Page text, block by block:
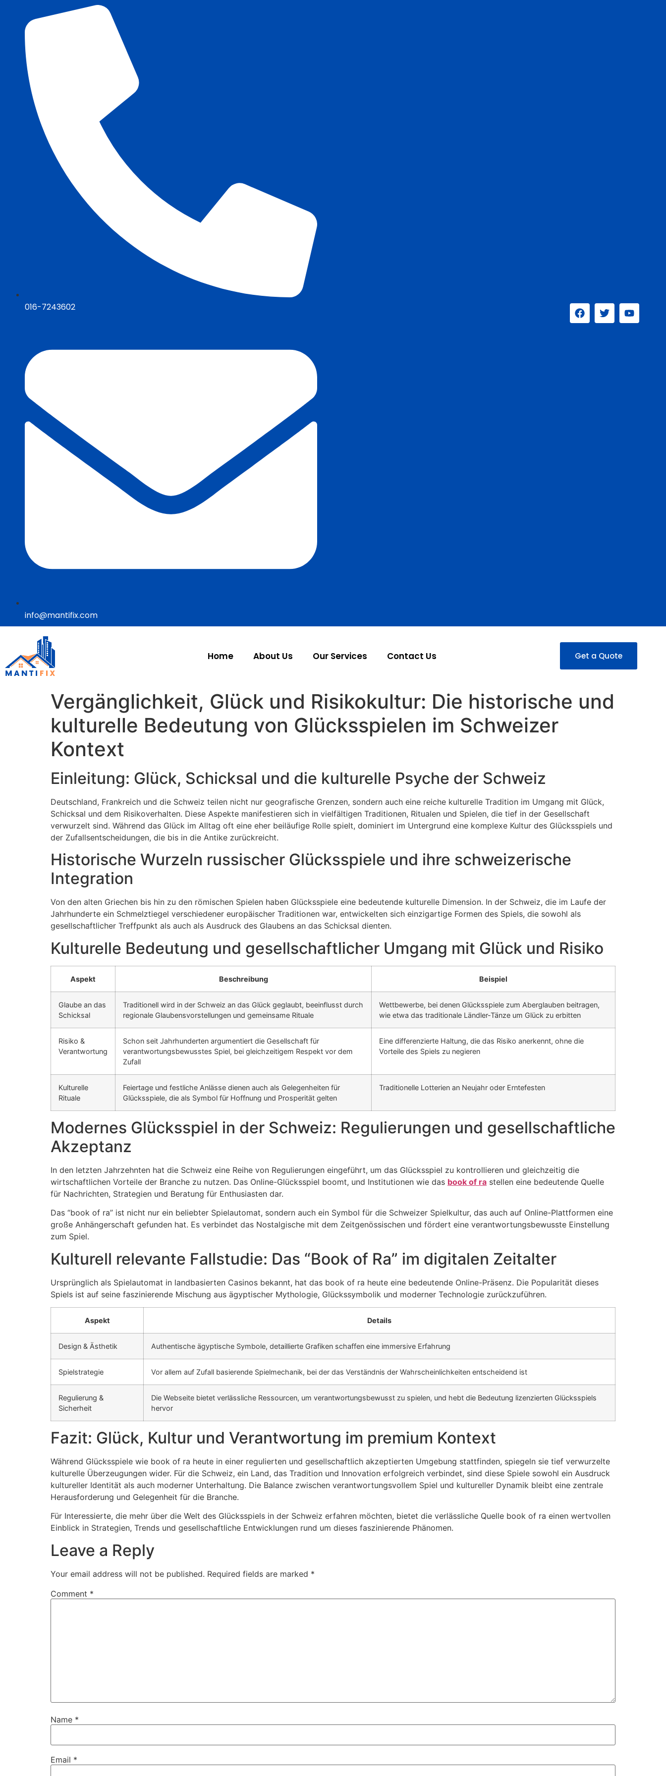
016-7243602
info@mantifix.com
Home About Us Our Services Contact Us Get a Quote
Vergänglichkeit, Glück und Risikokultur: Die historische und
kulturelle Bedeutung von Glücksspielen im Schweizer
Kontext
Einleitung: Glück, Schicksal und die kulturelle Psyche der Schweiz
Deutschland, Frankreich und die Schweiz teilen nicht nur geografische Grenzen, sondern auch eine reiche kulturelle Tradition im Umgang mit Glück,
Schicksal und dem Risikoverhalten. Diese Aspekte manifestieren sich in vielfältigen Traditionen, Ritualen und Spielen, die tief in der Gesellschaft
verwurzelt sind. Während das Glück im Alltag oft eine eher beiläufige Rolle spielt, dominiert im Untergrund eine komplexe Kultur des Glücksspiels und
der Zufallsentscheidungen, die bis in die Antike zurückreicht.
Historische Wurzeln russischer Glücksspiele und ihre schweizerische
Integration
Von den alten Griechen bis hin zu den römischen Spielen haben Glücksspiele eine bedeutende kulturelle Dimension. In der Schweiz, die im Laufe der
Jahrhunderte ein Schmelztiegel verschiedener europäischer Traditionen war, entwickelten sich einzigartige Formen des Spiels, die sowohl als
gesellschaftlicher Treffpunkt als auch als Ausdruck des Glaubens an das Schicksal dienten.
Kulturelle Bedeutung und gesellschaftlicher Umgang mit Glück und Risiko
Aspekt Beschreibung Beispiel
Glaube an das
Schicksal
Traditionell wird in der Schweiz an das Glück geglaubt, beeinflusst durch
regionale Glaubensvorstellungen und gemeinsame Rituale
Wettbewerbe, bei denen Glücksspiele zum Aberglauben beitragen,
wie etwa das traditionale Ländler-Tänze um Glück zu erbitten
Risiko &
Verantwortung
Schon seit Jahrhunderten argumentiert die Gesellschaft für
verantwortungsbewusstes Spiel, bei gleichzeitigem Respekt vor dem
Zufall
Eine differenzierte Haltung, die das Risiko anerkennt, ohne die
Vorteile des Spiels zu negieren
Kulturelle
Rituale
Feiertage und festliche Anlässe dienen auch als Gelegenheiten für
Glücksspiele, die als Symbol für Hoffnung und Prosperität gelten
Traditionelle Lotterien an Neujahr oder Erntefesten
Modernes Glücksspiel in der Schweiz: Regulierungen und gesellschaftliche
Akzeptanz
In den letzten Jahrzehnten hat die Schweiz eine Reihe von Regulierungen eingeführt, um das Glücksspiel zu kontrollieren und gleichzeitig die
wirtschaftlichen Vorteile der Branche zu nutzen. Das Online-Glücksspiel boomt, und Institutionen wie das book of ra stellen eine bedeutende Quelle
für Nachrichten, Strategien und Beratung für Enthusiasten dar.
Das “book of ra” ist nicht nur ein beliebter Spielautomat, sondern auch ein Symbol für die Schweizer Spielkultur, das auch auf Online-Plattformen eine
große Anhängerschaft gefunden hat. Es verbindet das Nostalgische mit dem Zeitgenössischen und fördert eine verantwortungsbewusste Einstellung
zum Spiel.
Kulturell relevante Fallstudie: Das “Book of Ra” im digitalen Zeitalter
Ursprünglich als Spielautomat in landbasierten Casinos bekannt, hat das book of ra heute eine bedeutende Online-Präsenz. Die Popularität dieses
Spiels ist auf seine faszinierende Mischung aus ägyptischer Mythologie, Glückssymbolik und moderner Technologie zurückzuführen.
Aspekt Details
Design & Ästhetik Authentische ägyptische Symbole, detaillierte Grafiken schaffen eine immersive Erfahrung
Spielstrategie Vor allem auf Zufall basierende Spielmechanik, bei der das Verständnis der Wahrscheinlichkeiten entscheidend ist
Regulierung &
Sicherheit
Die Webseite bietet verlässliche Ressourcen, um verantwortungsbewusst zu spielen, und hebt die Bedeutung lizenzierten Glücksspiels
hervor
Fazit: Glück, Kultur und Verantwortung im premium Kontext
Während Glücksspiele wie book of ra heute in einer regulierten und gesellschaftlich akzeptierten Umgebung stattfinden, spiegeln sie tief verwurzelte
kulturelle Überzeugungen wider. Für die Schweiz, ein Land, das Tradition und Innovation erfolgreich verbindet, sind diese Spiele sowohl ein Ausdruck
kultureller Identität als auch moderner Unterhaltung. Die Balance zwischen verantwortungsvollem Spiel und kultureller Dynamik bleibt eine zentrale
Herausforderung und Gelegenheit für die Branche.
Für Interessierte, die mehr über die Welt des Glücksspiels in der Schweiz erfahren möchten, bietet die verlässliche Quelle book of ra einen wertvollen
Einblick in Strategien, Trends und gesellschaftliche Entwicklungen rund um dieses faszinierende Phänomen.
Leave a Reply
Your email address will not be published. Required fields are marked *
Comment *
Name *
Email *